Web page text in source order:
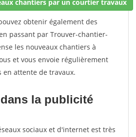
chantiers par un courtier travaux
obtenir également des
passant par Trouver-chantier-
les nouveaux chantiers à
et vous envoie régulièrement
en attente de travaux.
la publicité
sociaux et d'internet est très